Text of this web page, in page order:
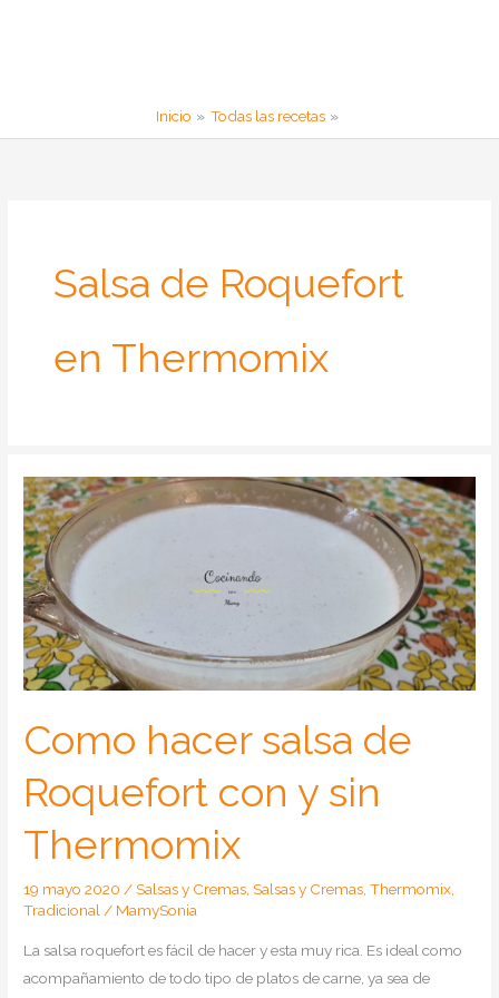
Inicio Todas las recetas
Salsa de Roquefort
en Thermomix
Como hacer salsa de
Roquefort con y sin
Thermomix
19 mayo 2020/Salsas y Cremas,Salsas y Cremas,Thermomix,
Tradicional/ MamySonia
La salsa roquefort es fácil de hacer y esta muy rica. Es ideal como
acompañamiento de todo tipo de platos de carne, ya sea de